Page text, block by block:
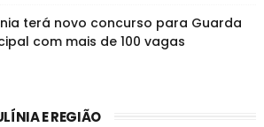
terá novo concurso para Guarda
com mais de 100 vagas
E REGIÃO